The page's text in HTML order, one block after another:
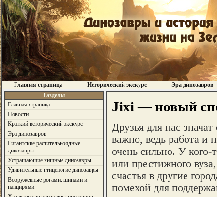
Главная страница Исторический экскурс
Эра динозавров
Разделы
Главная страница
Новости
Краткий исторический экскурс
Эра динозавров
Гигантские растительноядные
динозавры
Устрашающие хищные динозавры
Удивительные птиценогие динозавры
Вооруженные рогами, шипами и
панцирями
Jixi — новый
Друзья для нас
важно, ведь работа и
очень сильно. У
или престижного
счастья в другие
помехой для